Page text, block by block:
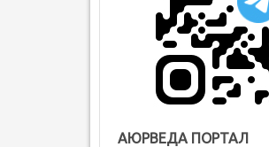
АЮРВЕДА ПОРТАЛ